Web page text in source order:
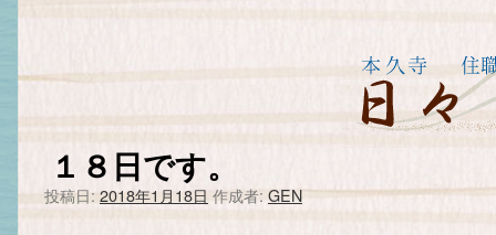
１８日です。
投稿日: 2018年1月18日 作成者: GEN